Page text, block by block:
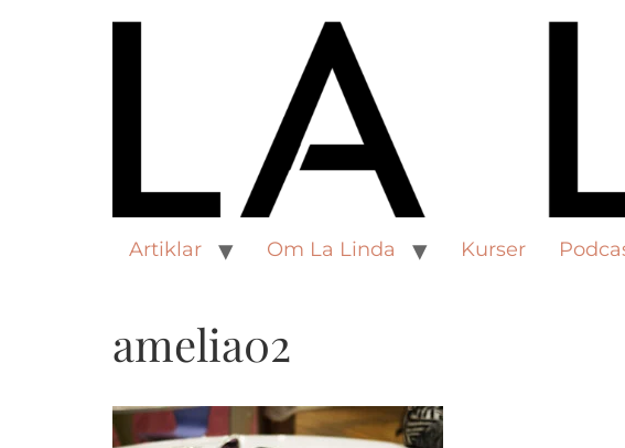
Artiklar Om La Linda Kurser
amelia02